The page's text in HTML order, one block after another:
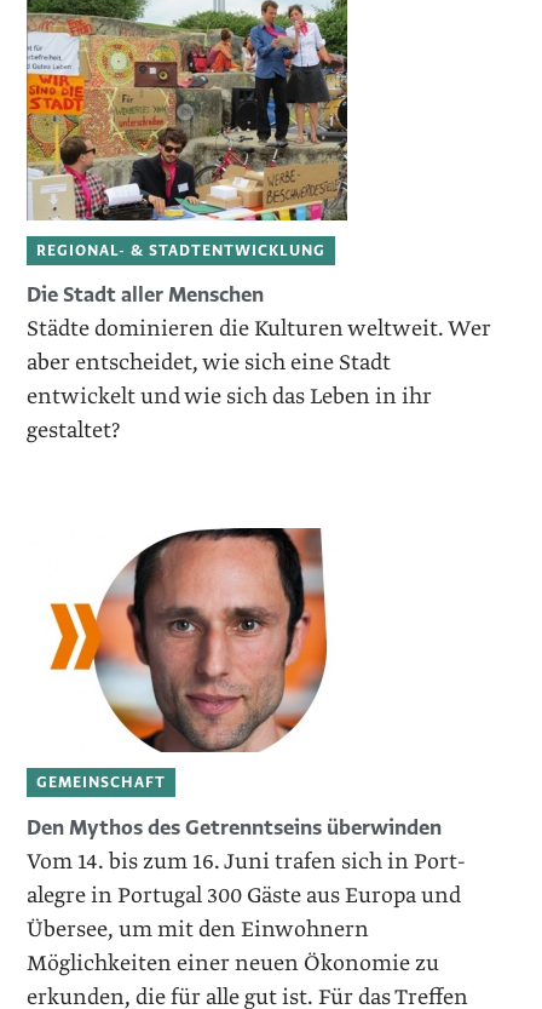
REGIONAL- & STADTENTWICKLUNG
Die Stadt aller Menschen
Städte dominieren die Kulturen weltweit. Wer
aber entscheidet, wie sich eine Stadt
entwickelt und wie sich das Leben in ihr
gestaltet?
GEMEINSCHAFT
Den Mythos des Getrenntseins überwinden
Vom 14. bis zum 16. Juni trafen sich in Port­
alegre in Portugal 300 Gäste aus Europa und
Übersee, um mit den Einwohnern
Möglichkeiten einer neuen Ökonomie zu
erkunden, die für alle gut ist. Für das Treffen